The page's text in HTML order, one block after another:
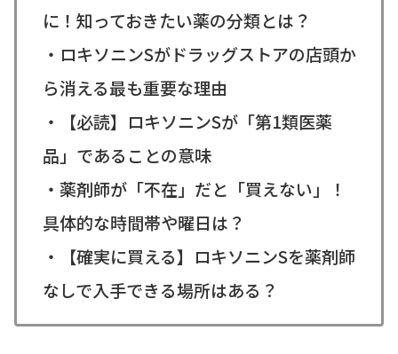
に！知っておきたい薬の分類とは？
・ロキソニンSがドラッグストアの店頭か
ら消える最も重要な理由
・【必読】ロキソニンSが「第1類医薬
品」であることの意味
・薬剤師が「不在」だと「買えない」！
具体的な時間帯や曜日は？
・【確実に買える】ロキソニンSを薬剤師
なしで入手できる場所はある？